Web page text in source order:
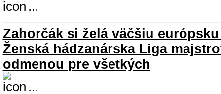
...
Zahorčák si želá väčšiu
Ženská hádzanárska Liga
odmenou pre všetkých
...